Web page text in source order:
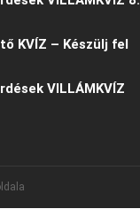
KVÍZ – Készülj fel
VILLÁMKVÍZ